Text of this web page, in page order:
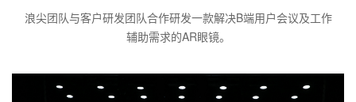
浪尖团队与客户研发团队合作研发一款解决B端用户会议及工作
辅助需求的AR眼镜。